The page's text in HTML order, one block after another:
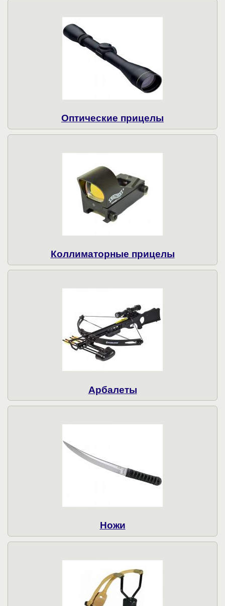
Оптические прицелы
Коллиматорные прицелы
Арбалеты
Ножи